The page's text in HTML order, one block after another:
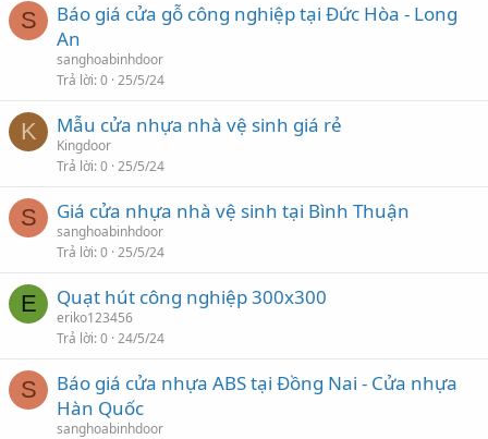
S
Báo giá cửa gỗ công nghiệp tại Đức Hòa - Long
An
sanghoabinhdoor
Trả lời 0 25/5/24
K Mẫu cửa nhựa nhà vệ sinh giá rẻ
Kingdoor
Trả lời 0 25/5/24
S Giá cửa nhựa nhà vệ sinh tại Bình Thuận
sanghoabinhdoor
Trả lời 0 25/5/24
E Quạt hút công nghiệp 300x300
eriko123456
Trả lời 0 24/5/24
S
Báo giá cửa nhựa ABS tại Đồng Nai - Cửa nhựa
Hàn Quốc
sanghoabinhdoor